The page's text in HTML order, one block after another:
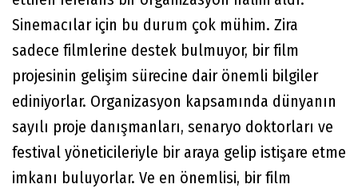
Sinemacılar için bu durum çok mühim. Zira
sadece filmlerine destek bulmuyor, bir film
projesinin gelişim sürecine dair önemli bilgiler
ediniyorlar. Organizasyon kapsamında dünyanın
sayılı proje danışmanları, senaryo doktorları ve
festival yöneticileriyle bir araya gelip istişare etme
imkanı buluyorlar. Ve en önemlisi, bir film